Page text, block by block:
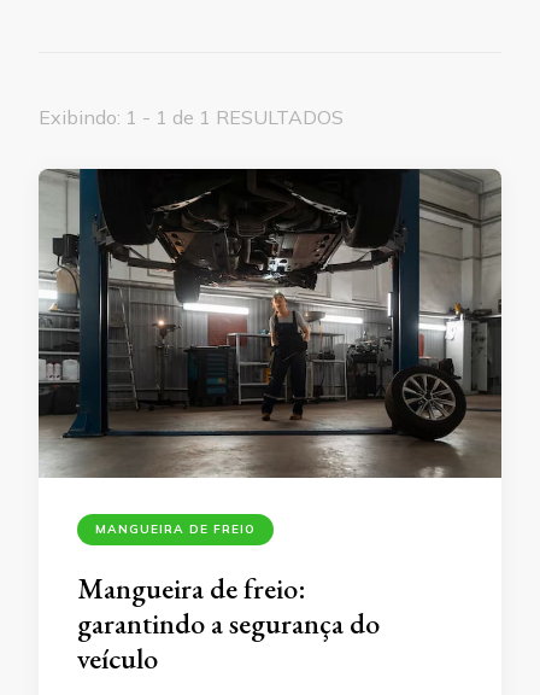
Exibindo: 1 - 1 de 1 RESULTADOS
MANGUEIRA DE FREIO
Mangueira de freio:
garantindo a segurança do
veículo